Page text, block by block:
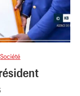
Société